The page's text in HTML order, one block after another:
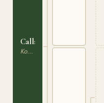
Calla
Korsning / Ras saknas